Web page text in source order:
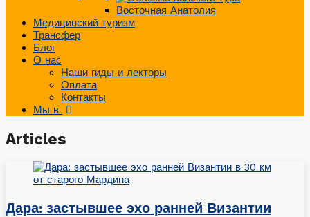
Восточная Анатолия
Медицинский туризм
Трансфер
Блог
О нас
Наши гиды и лекторы
Оплата
Контакты
Мы в
Articles
Дара: застывшее эхо ранней Византии